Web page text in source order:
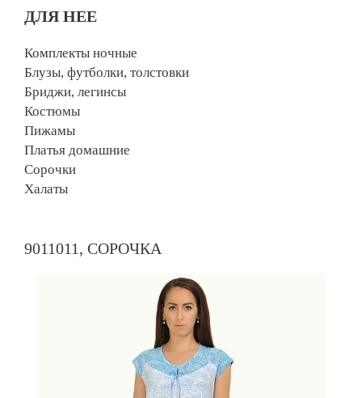
ДЛЯ НЕЕ
Комплекты ночные
Блузы, футболки, толстовки
Бриджи, легинсы
Костюмы
Пижамы
Платья домашние
Сорочки
Халаты
9011011, СОРОЧКА